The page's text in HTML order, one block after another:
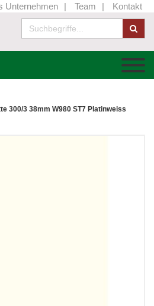
Unternehmen Team Kontakt
300/3 38mm W980 ST7 Platinweiss